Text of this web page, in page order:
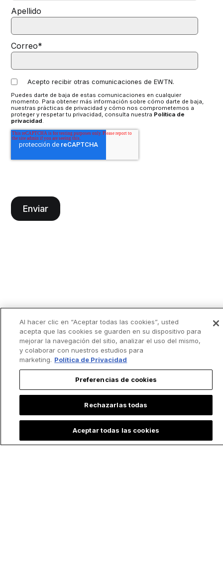
Apellido
Correo*
Acepto recibir otras comunicaciones de EWTN.
Puedes darte de baja de estas comunicaciones en cualquier
momento. Para obtener más información sobre cómo darte de baja,
nuestras prácticas de privacidad y cómo nos comprometemos a
proteger y respetar tu privacidad, consulta nuestra Política de
privacidad.
Al hacer clic en “Aceptar todas las cookies”, usted
acepta que las cookies se guarden en su dispositivo para
mejorar la navegación del sitio, analizar el uso del mismo,
y colaborar con nuestros estudios para
marketing. Política de Privacidad
Preferencias de cookies
Rechazarlas todas
Aceptar todas las cookies